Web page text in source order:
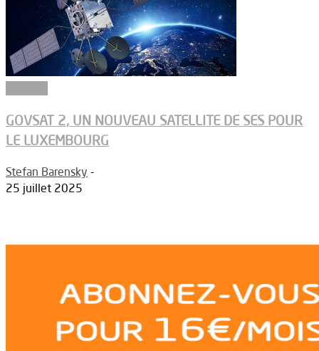
GOVSAT 2, UN NOUVEAU SATELLITE DE SES POUR
LE LUXEMBOURG
Stefan Barensky -
25 juillet 2025